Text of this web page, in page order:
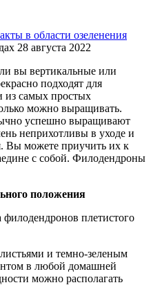
28 августа 2022
вы вертикальные или
подходят для
из самых простых
можно выращивать.
успешно выращивают
неприхотливы в уходе и
Вы можете приучить их к
с собой. Филодендроны
положения
плетистого
и темно-зеленым
в любой домашней
можно располагать